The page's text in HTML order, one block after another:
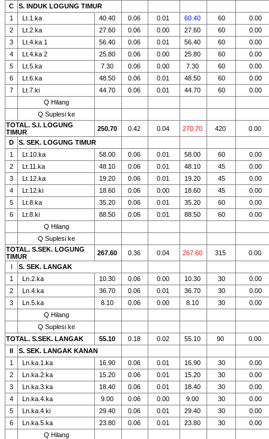
C
S. INDUK LOGUNG TIMUR
1
Lt.1.ka 40.40 0.06 0.01 60.40 60
0.00
2
Lt.2.ka 27.60 0.06 0.00 27.60 60
0.00
3
Lt.4.ka 1 56.40 0.06 0.01 56.40 60
0.00
4
Lt.4.ka 2 25.80 0.06 0.00 25.80 60
0.00
5
Lt.5.ka 7.30 0.06 0.00 7.30 60
0.00
6
Lt.6.ka 48.50 0.06 0.01 48.50 60
0.00
7
Lt.7.ki 44.70 0.06 0.01 44.70 60
0.00
Q Hilang
Q Suplesi ke
TOTAL. S.I. LOGUNG
TIMUR
250.70 0.42 0.04 270.70 420
0.00
D
S. SEK. LOGUNG TIMUR
1
Lt.10.ka 58.00 0.06 0.01 58.00 60
0.00
2
Lt.11.ka 48.10 0.06 0.01 48.10 45
0.00
3
Lt.12.ka 19.20 0.06 0.01 19.20 45
0.00
4
Lt.12.ki 18.60 0.06 0.00 18.60 45
0.00
5
Lt.8.ka 35.20 0.06 0.01 35.20 60
0.00
6
Lt.8.ki 88.50 0.06 0.01 88.50 60
0.00
Q Hilang
Q Suplesi ke
TOTAL. S.SEK. LOGUNG
TIMUR
267.60 0.36 0.04 267.60 315
0.00
I
S. SEK. LANGAK
1
Ln.2.ka 10.30 0.06 0.00 10.30 30
0.00
2
Ln.4.ka 36.70 0.06 0.01 36.70 30
0.00
3
Ln.5.ka 8.10 0.06 0.00 8.10 30
0.00
Q Hilang
Q Suplesi ke
TOTAL. S.SEK. LANGAK
55.10 0.18 0.02 55.10 90
0.00
II
S. SEK. LANGAK KANAN
1
Ln.ka.1.ka 16.90 0.06 0.01 16.90 30
0.00
2
Ln.ka.2.ka 15.20 0.06 0.01 15.20 30
0.00
3
Ln.ka.3.ka 18.40 0.06 0.01 18.40 30
0.00
4
Ln.ka.4.ka 9.00 0.06 0.00 9.00 30
0.00
5
Ln.ka.4.ki 29.40 0.06 0.01 29.40 30
0.00
6
Ln.ka.5.ka 23.80 0.06 0.01 23.80 30
0.00
Q Hilang